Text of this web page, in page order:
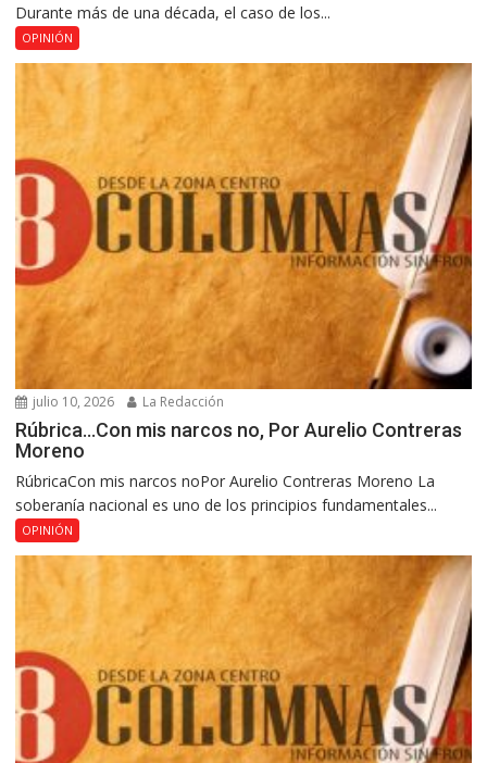
Durante más de una década, el caso de los...
OPINIÓN
julio 10, 2026 La Redacción
Rúbrica…Con mis narcos no, Por Aurelio Contreras
Moreno
RúbricaCon mis narcos noPor Aurelio Contreras Moreno La
soberanía nacional es uno de los principios fundamentales...
OPINIÓN